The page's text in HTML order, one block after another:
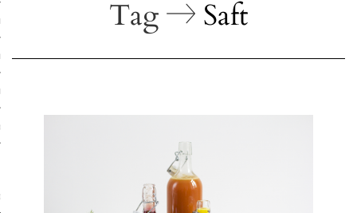
Workshops
Location
Workshops
Tag Saft